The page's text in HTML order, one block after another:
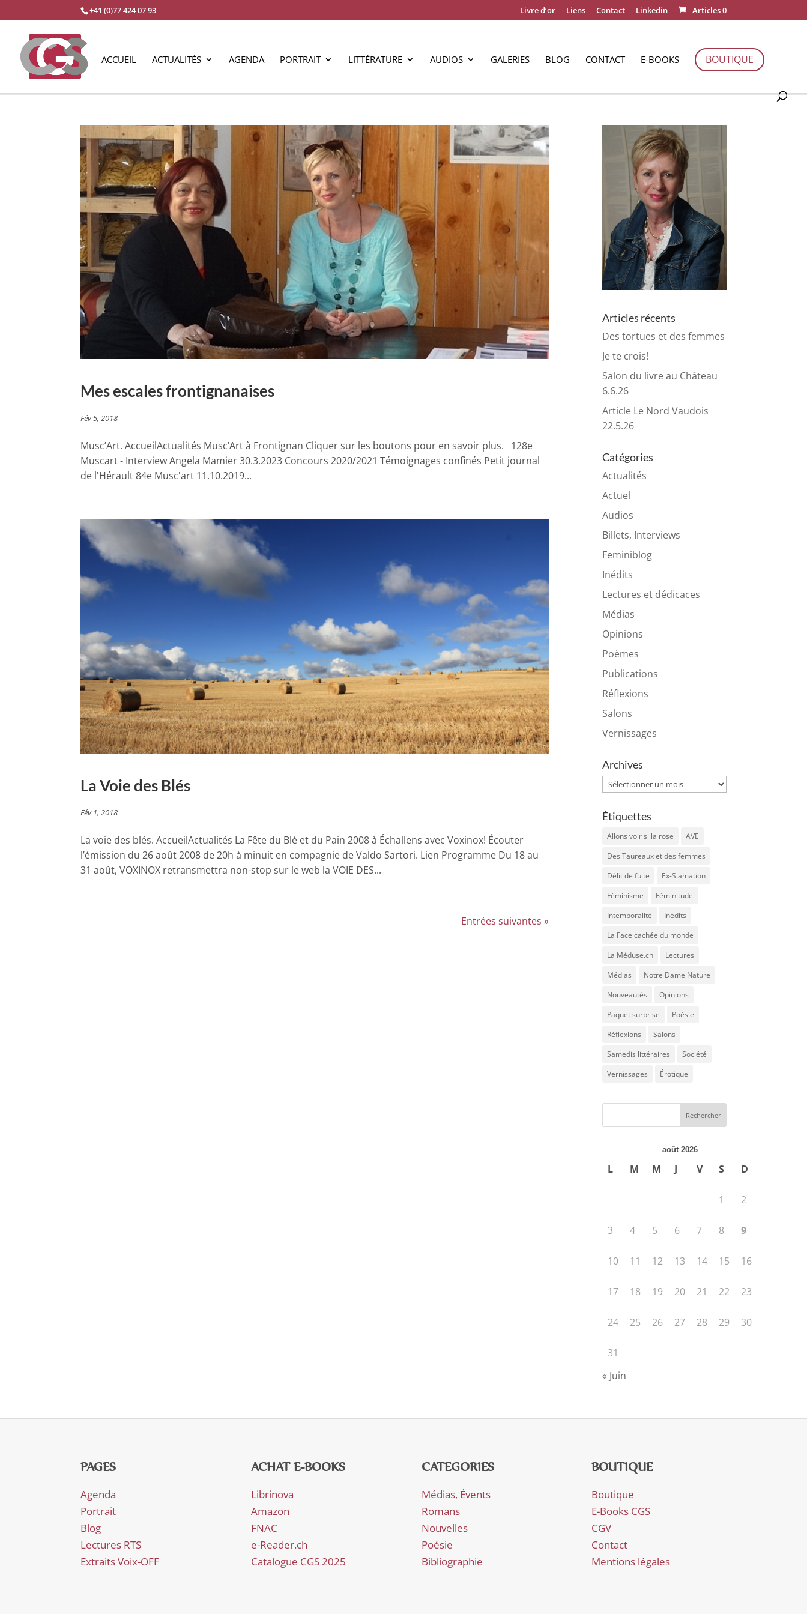
+41 (0)77 424 07 93 Livre d’or Liens Contact Linkedin Articles 0
ACCUEIL ACTUALITÉS AGENDA PORTRAIT LITTÉRATURE AUDIOS GALERIES BLOG CONTACT E-BOOKS BOUTIQUE
Mes escales frontignanaises
Fév 5, 2018
Musc’Art. AccueilActualités Musc’Art à Frontignan Cliquer sur les boutons pour en savoir plus. 128e
Muscart - Interview Angela Mamier 30.3.2023 Concours 2020/2021 Témoignages confinés Petit journal
de l'Hérault 84e Musc'art 11.10.2019...
La Voie des Blés
Fév 1, 2018
La voie des blés. AccueilActualités La Fête du Blé et du Pain 2008 à Échallens avec Voxinox! Écouter
l’émission du 26 août 2008 de 20h à minuit en compagnie de Valdo Sartori. Lien Programme Du 18 au
31 août, VOXINOX retransmettra non-stop sur le web la VOIE DES...
Entrées suivantes »
Articles récents
Des tortues et des femmes
Je te crois!
Salon du livre au Château
6.6.26
Article Le Nord Vaudois
22.5.26
Catégories
Actualités
Actuel
Audios
Billets, Interviews
Feminiblog
Inédits
Lectures et dédicaces
Médias
Opinions
Poèmes
Publications
Réflexions
Salons
Vernissages
Archives
Archives
Étiquettes
Allons voir si la rose
AVE
Des Taureaux et des femmes
Délit de fuite
Ex-Slamation
Féminisme
Féminitude
Intemporalité
Inédits
La Face cachée du monde
La Méduse.ch
Lectures
Médias
Notre Dame Nature
Nouveautés
Opinions
Paquet surprise
Poésie
Réflexions
Salons
Samedis littéraires
Société
Vernissages
Érotique
août 2026
L M M J V S D
1 2
3 4 5 6 7 8 9
10 11 12 13 14 15 16
17 18 19 20 21 22 23
24 25 26 27 28 29 30
31
« Juin
PAGES
Agenda
Portrait
Blog
Lectures RTS
Extraits Voix-OFF
ACHAT E-BOOKS
Librinova
Amazon
FNAC
e-Reader.ch
Catalogue CGS 2025
CATEGORIES
Médias, Évents
Romans
Nouvelles
Poésie
Bibliographie
BOUTIQUE
Boutique
E-Books CGS
CGV
Contact
Mentions légales